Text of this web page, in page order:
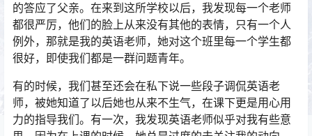
的答应了父亲。在来到这所学校以后，我发现每一个老师
都很严厉，他们的脸上从来没有其他的表情，只有一个人
例外，那就是我的英语老师，她对这个班里每一个学生都
很好，即使我们都是一群问题青年。
有的时候，我们甚至还会在私下说一些段子调侃英语老
师，被她知道了以后她也从来不生气，在课下更是用心用
力的指导我们。有一次，我发现英语老师似乎对我有些意